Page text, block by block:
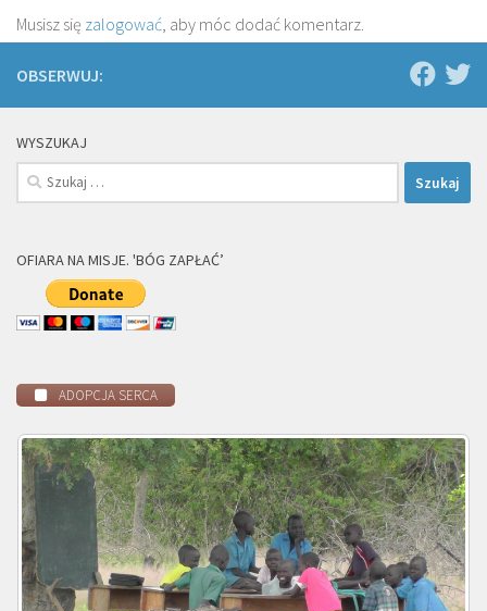
Musisz się zalogować, aby móc dodać komentarz.
OBSERWUJ:
WYSZUKAJ
Szukaj:
OFIARA NA MISJE. 'BÓG ZAPŁAĆ’
ADOPCJA SERCA